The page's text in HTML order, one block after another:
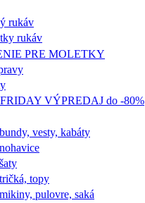
rukáv
rukáv
PRE MOLETKY
VÝPREDAJ do -80%
vesty, kabáty
topy
pulovre, saká